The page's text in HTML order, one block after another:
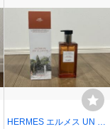
HERMES エルメス UN JA